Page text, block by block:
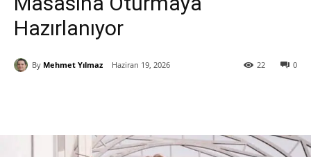
Hazırlanıyor
By Mehmet Yılmaz Haziran 19, 2026 0
22